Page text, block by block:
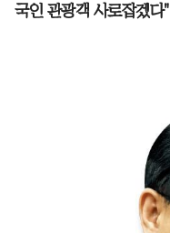
국인 관광객 사로잡겠다"